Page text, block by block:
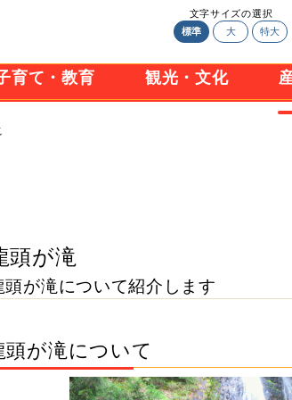
文字サイズの選択
標準
大 特大
育て・教育 観光・文化
頭が滝
頭が滝について紹介します
頭が滝について